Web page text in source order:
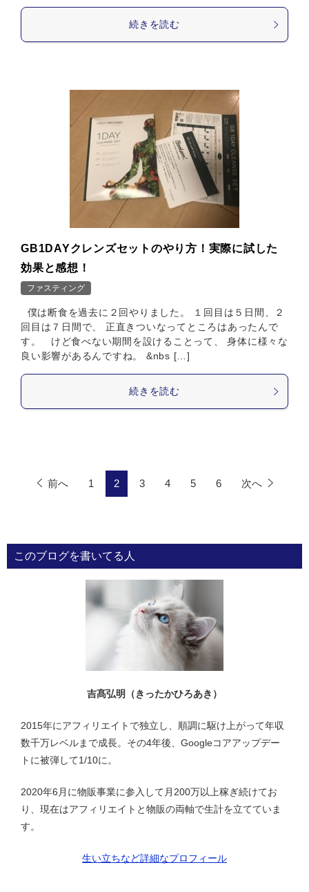
続きを読む
GB1DAYクレンズセットのやり方！実際に試した
効果と感想！
ファスティング
僕は断食を過去に２回やりました。 １回目は５日間、２
回目は７日間で、 正直きついなってところはあったんで
す。 けど食べない期間を設けることって、 身体に様々な
良い影響があるんですね。 &nbs […]
続きを読む
前へ 1 2 3 4 5 6 次へ
このブログを書いてる人
吉髙弘明（きったかひろあき）
2015年にアフィリエイトで独立し、順調に駆け上がって年収
数千万レベルまで成長。その4年後、Googleコアアップデー
トに被弾して1/10に。
2020年6月に物販事業に参入して月200万以上稼ぎ続けてお
り、現在はアフィリエイトと物販の両軸で生計を立てていま
す。
生い立ちなど詳細なプロフィール